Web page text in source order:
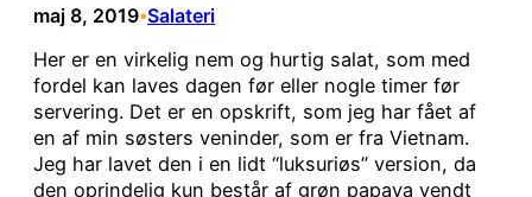
maj 8, 2019•Salateri
Her er en virkelig nem og hurtig salat, som med
fordel kan laves dagen før eller nogle timer før
servering. Det er en opskrift, som jeg har fået af
en af min søsters veninder, som er fra Vietnam.
Jeg har lavet den i en lidt “luksuriøs” version, da
den oprindelig kun består af grøn papaya vendt